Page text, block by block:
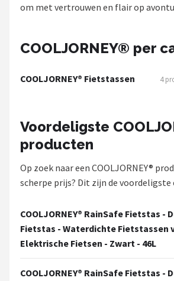
POPULAIRE MERKEN
New Looxs
BBB Cycling
Voltano
Shimano
om met vertrouwen en flair op
COOLJORNEY® per
COOLJORNEY® Fietstassen 4
Voordeligste
producten
Op zoek naar een COOLJORNEY®
scherpe prijs? Dit zijn de voordeligste
COOLJORNEY® RainSafe Fietstas -
Fietstas - Waterdichte Fietstassen
Elektrische Fietsen - Zwart - 46L
COOLJORNEY® RainSafe Fietstas -